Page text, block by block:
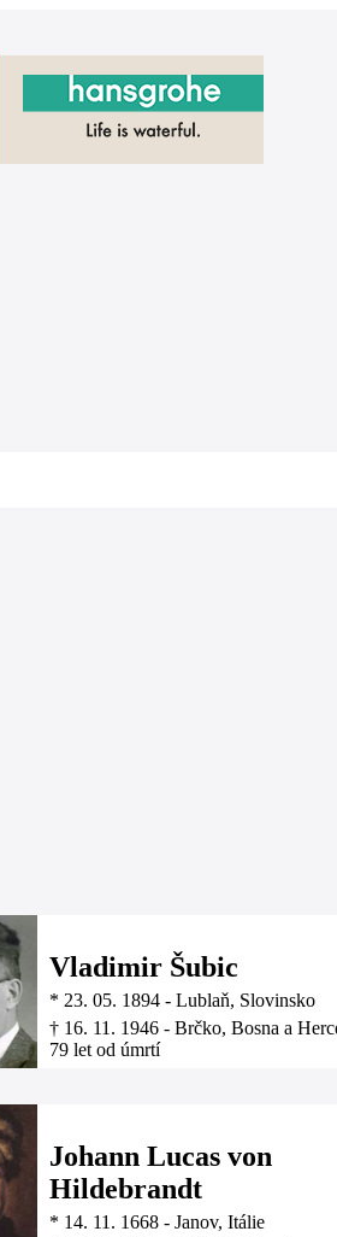
Vladimir Šubic
* 23. 05. 1894 - Lublaň, Slovinsko
† 16. 11. 1946 - Brčko, Bosna a
79 let od úmrtí
Johann Lucas von
Hildebrandt
* 14. 11. 1668 - Janov, Itálie